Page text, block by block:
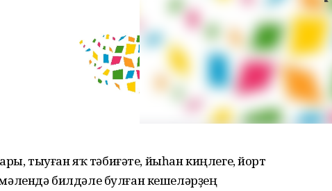
тыуған яҡ тәбиғәте, йыһан киңлеге, йорт
билдәле булған кешеләрҙең